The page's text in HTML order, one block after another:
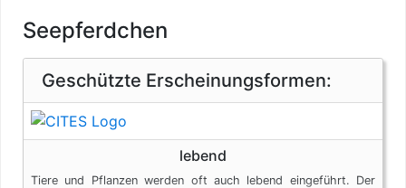
Seepferdchen
Geschützte Erscheinungsformen:
lebend
Tiere und Pflanzen werden oft auch lebend eingeführt. Der